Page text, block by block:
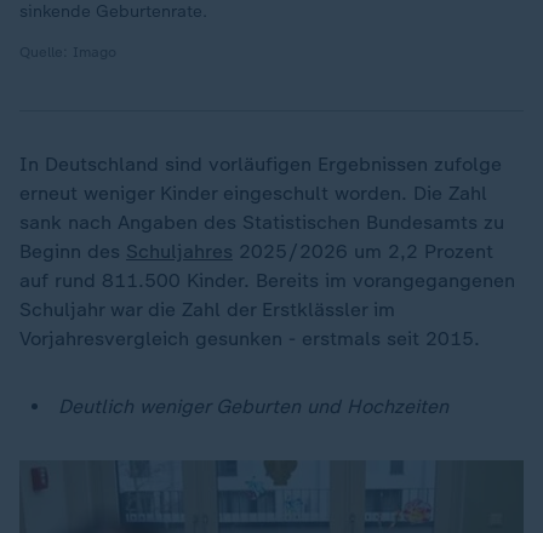
sinkende Geburtenrate.
In Deutschland sind vorläufigen Ergebnissen zufolge
erneut weniger Kinder eingeschult worden. Die Zahl
sank nach Angaben des Statistischen Bundesamts zu
Beginn des Schuljahres 2025/2026 um 2,2 Prozent
auf rund 811.500 Kinder. Bereits im vorangegangenen
Schuljahr war die Zahl der Erstklässler im
Vorjahresvergleich gesunken - erstmals seit 2015.
Deutlich weniger Geburten und Hochzeiten